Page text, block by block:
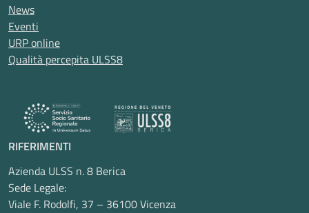
News
Eventi
URP online
Qualità percepita ULSS8
RIFERIMENTI
Azienda ULSS n. 8 Berica
Sede Legale:
Viale F. Rodolfi, 37 – 36100 Vicenza